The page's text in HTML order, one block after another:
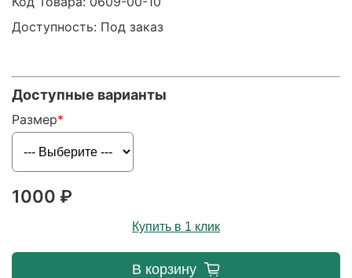
Доступность: Под заказ
Доступные варианты
Размер
1000 ₽
Купить в 1 клик
В корзину